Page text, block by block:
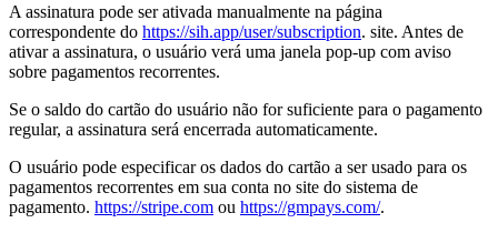
A assinatura pode ser ativada manualmente na página
correspondente do https://sih.app/user/subscription. site. Antes de
ativar a assinatura, o usuário verá uma janela pop-up com aviso
sobre pagamentos recorrentes.
Se o saldo do cartão do usuário não for suficiente para o pagamento
regular, a assinatura será encerrada automaticamente.
O usuário pode especificar os dados do cartão a ser usado para os
pagamentos recorrentes em sua conta no site do sistema de
pagamento. https://stripe.com ou https://gmpays.com/.